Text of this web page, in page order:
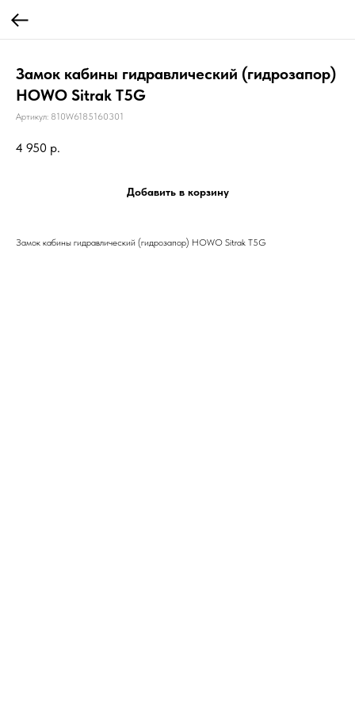
Замок кабины гидравлический (гидрозапор)
HOWO Sitrak T5G
Артикул: 810W6185160301
4 950 р.
Добавить в корзину
Замок кабины гидравлический (гидрозапор) HOWO Sitrak T5G